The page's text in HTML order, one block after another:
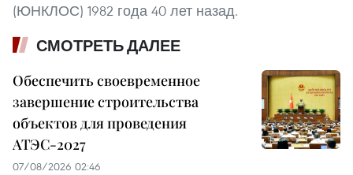
(ЮНКЛОС) 1982 года 40 лет назад.
СМОТРЕТЬ ДАЛЕЕ
Обеспечить своевременное
завершение строительства
объектов для проведения
АТЭС-2027
07/08/2026 02:46